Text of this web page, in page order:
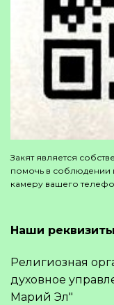
Закят является
помочь в соблюдении
камеру вашего
Наши реквизиты
Религиозная
духовное
Марий Эл"